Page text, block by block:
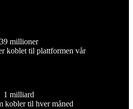
39 millioner
koblet til plattformen vår
1 milliard
kobler til hver måned